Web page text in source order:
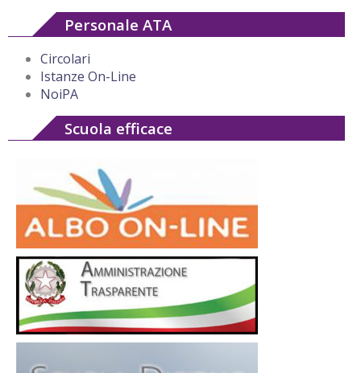
Personale ATA
Circolari
Istanze On-Line
NoiPA
Scuola efficace